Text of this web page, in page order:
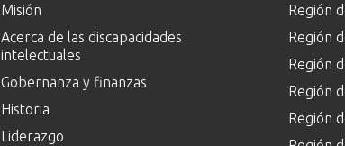
Misión
Acerca de las discapacidades
intelectuales
Gobernanza y finanzas
Historia
Liderazgo
Región
Región
Región
Región
Región